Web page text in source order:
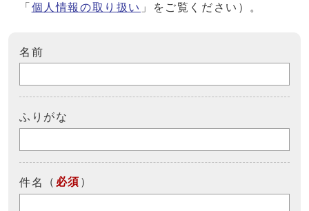
「 個人情報の取り扱い 」をご覧ください）。
名前
ふりがな
件名 （ 必須 ）